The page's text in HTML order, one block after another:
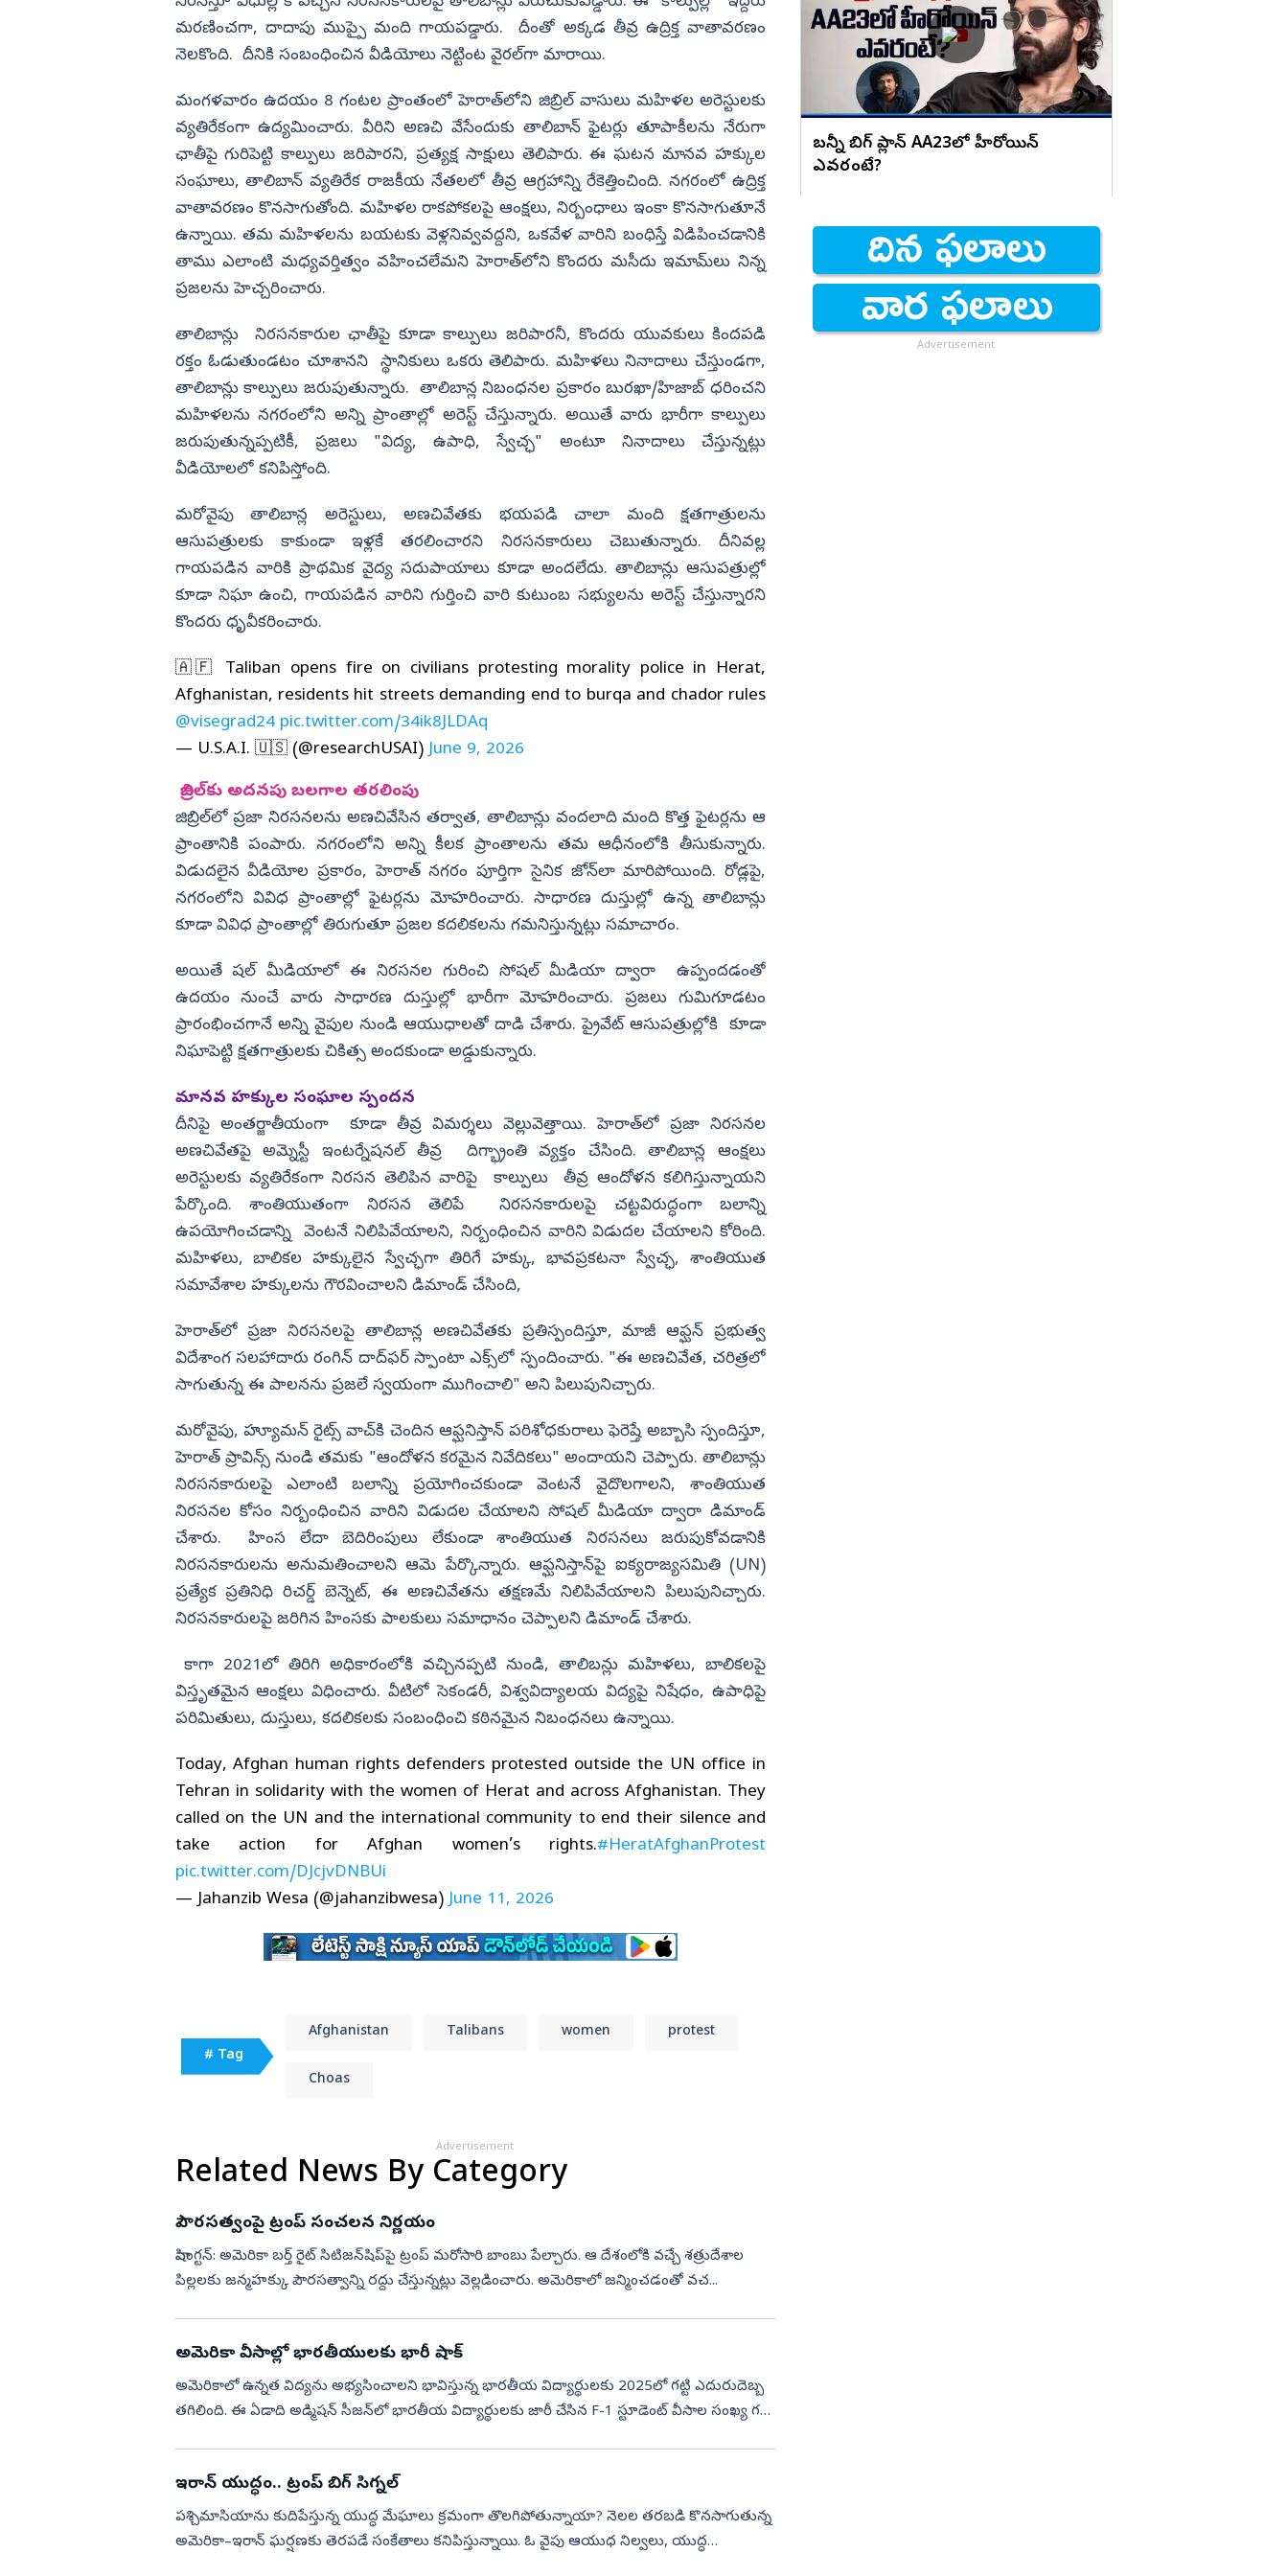
విజయనగరం
పార్వతీపురం మన్యం
పశ్చిమ గోదావరి
ఏలూరు
వైఎస్సార్
అన్నమయ్య
నిజామాబాద్
కామారెడ్డి
రంగారెడ్డి
వికారాబాద్
వరంగల్
హన్మకొండ
జనగాం
జయశంకర్
మరణించగా, దాదాపు ముప్పై మంది గాయపడ్డారు. దీంతో అక్కడ తీవ్ర ఉద్రిక్త వాతావరణం
నెలకొంది. దీనికి సంబంధించిన వీడియోలు నెట్టింట వైరల్‌గా మారాయి.
మంగళవారం ఉదయం 8 గంటల ప్రాంతంలో హెరాత్‌లోని జిబ్రిల్ వాసులు మహిళల అరెస్టులకు
వ్యతిరేకంగా ఉద్యమించారు. వీరిని అణచి వేసేందుకు తాలిబాన్ ఫైటర్లు తూపాకీలను నేరుగా
ఛాతీపై గురిపెట్టి కాల్పులు జరిపారని, ప్రత్యక్ష సాక్షులు తెలిపారు. ఈ ఘటన మానవ హక్కుల
సంఘాలు, తాలిబాన్ వ్యతిరేక రాజకీయ నేతలలో తీవ్ర ఆగ్రహాన్ని రేకెత్తించింది. నగరంలో ఉద్రిక్త
వాతావరణం కొనసాగుతోంది. మహిళల రాకపోకలపై ఆంక్షలు, నిర్బంధాలు ఇంకా కొనసాగుతూనే
ఉన్నాయి. తమ మహిళలను బయటకు వెళ్లనివ్వవద్దని, ఒకవేళ వారిని బంధిస్తే విడిపించడానికి
తాము ఎలాంటి మధ్యవర్తిత్వం వహించలేమని హెరాత్‌లోని కొందరు మసీదు ఇమామ్‌లు నిన్న
ప్రజలను హెచ్చరించారు.
తాలిబాన్లు నిరసనకారుల ఛాతీపై కూడా కాల్పులు జరిపారనీ, కొందరు యువకులు కిందపడి
రక్తం ఓడుతుండటం చూశానని స్థానికులు ఒకరు తెలిపారు. మహిళలు నినాదాలు చేస్తుండగా,
తాలిబాన్లు కాల్పులు జరుపుతున్నారు. తాలిబాన్ల నిబంధనల ప్రకారం బురఖా/హిజాబ్ ధరించని
మహిళలను నగరంలోని అన్ని ప్రాంతాల్లో అరెస్ట్ చేస్తున్నారు. అయితే వారు భారీగా కాల్పులు
జరుపుతున్నప్పటికీ, ప్రజలు "విద్య, ఉపాధి, స్వేచ్ఛ" అంటూ నినాదాలు చేస్తున్నట్లు
వీడియోలలో కనిపిస్తోంది.
మరోవైపు తాలిబాన్ల అరెస్టులు, అణచివేతకు భయపడి చాలా మంది క్షతగాత్రులను
ఆసుపత్రులకు కాకుండా ఇళ్లకే తరలించారని నిరసనకారులు చెబుతున్నారు. దీనివల్ల
గాయపడిన వారికి ప్రాథమిక వైద్య సదుపాయాలు కూడా అందలేదు. తాలిబాన్లు ఆసుపత్రుల్లో
కూడా నిఘా ఉంచి, గాయపడిన వారిని గుర్తించి వారి కుటుంబ సభ్యులను అరెస్ట్ చేస్తున్నారని
కొందరు ధృవీకరించారు.
🇦🇫 Taliban opens fire on civilians protesting morality police in Herat,
Afghanistan, residents hit streets demanding end to burqa and chador rules
@visegrad24 pic.twitter.com/34ik8JLDAq
— U.S.A.I. 🇺🇸 (@researchUSAI)June 9, 2026
జిబ్రిల్‌కు అదనపు బలగాల తరలింపు
జిబ్రిల్‌లో ప్రజా నిరసనలను అణచివేసిన తర్వాత, తాలిబాన్లు వందలాది మంది కొత్త ఫైటర్లను ఆ
ప్రాంతానికి పంపారు. నగరంలోని అన్ని కీలక ప్రాంతాలను తమ ఆధీనంలోకి తీసుకున్నారు.
విడుదలైన వీడియోల ప్రకారం, హెరాత్ నగరం పూర్తిగా సైనిక జోన్‌లా మారిపోయింది. రోడ్లపై,
నగరంలోని వివిధ ప్రాంతాల్లో ఫైటర్లను మోహరించారు. సాధారణ దుస్తుల్లో ఉన్న తాలిబాన్లు
కూడా వివిధ ప్రాంతాల్లో తిరుగుతూ ప్రజల కదలికలను గమనిస్తున్నట్లు సమాచారం.
అయితే షల్ మీడియాలో ఈ నిరసనల గురించి సోషల్‌ మీడియా ద్వారా ఉప్పందడంతో
ఉదయం నుంచే వారు సాధారణ దుస్తుల్లో భారీగా మోహరించారు. ప్రజలు గుమిగూడటం
ప్రారంభించగానే అన్ని వైపుల నుండి ఆయుధాలతో దాడి చేశారు. ప్రైవేట్ ఆసుపత్రుల్లోకి కూడా
నిఘాపెట్టి క్షతగాత్రులకు చికిత్స అందకుండా అడ్డుకున్నారు.
మానవ హక్కుల సంఘాల స్పందన
దీనిపై అంతర్జాతీయంగా కూడా తీవ్ర విమర్శలు వెల్లువెత్తాయి. హెరాత్‌లో ప్రజా నిరసనల
అణచివేతపై అమ్నెస్టీ ఇంటర్నేషనల్ తీవ్ర దిగ్భ్రాంతి వ్యక్తం చేసింది. తాలిబాన్ల ఆంక్షలు
అరెస్టులకు వ్యతిరేకంగా నిరసన తెలిపిన వారిపై కాల్పులు తీవ్ర ఆందోళన కలిగిస్తున్నాయని
పేర్కొంది. శాంతియుతంగా నిరసన తెలిపే నిరసనకారులపై చట్టవిరుద్ధంగా బలాన్ని
ఉపయోగించడాన్ని వెంటనే నిలిపివేయాలని, నిర్బంధించిన వారిని విడుదల చేయాలని కోరింది.
మహిళలు, బాలికల హక్కులైన స్వేచ్ఛగా తిరిగే హక్కు, భావప్రకటనా స్వేచ్ఛ, శాంతియుత
సమావేశాల హక్కులను గౌరవించాలని డిమాండ్ చేసింది,
హెరాత్‌లో ప్రజా నిరసనలపై తాలిబాన్ల అణచివేతకు ప్రతిస్పందిస్తూ, మాజీ ఆఫ్ఘన్ ప్రభుత్వ
విదేశాంగ సలహాదారు రంగిన్ దాద్‌ఫర్ స్పాంటా ఎక్స్‌లో స్పందించారు. "ఈ అణచివేత, చరిత్రలో
సాగుతున్న ఈ పాలనను ప్రజలే స్వయంగా ముగించాలి" అని పిలుపునిచ్చారు.
మరోవైపు, హ్యూమన్ రైట్స్ వాచ్‌కి చెందిన ఆఫ్ఘనిస్తాన్ పరిశోధకురాలు ఫెరెష్తే అబ్బాసి స్పందిస్తూ,
హెరాత్ ప్రావిన్స్ నుండి తమకు "ఆందోళన కరమైన నివేదికలు" అందాయని చెప్పారు. తాలిబాన్లు
నిరసనకారులపై ఎలాంటి బలాన్ని ప్రయోగించకుండా వెంటనే వైదొలగాలని, శాంతియుత
నిరసనల కోసం నిర్బంధించిన వారిని విడుదల చేయాలని సోషల్‌ మీడియా ద్వారా డిమాండ్‌
చేశారు. హింస లేదా బెదిరింపులు లేకుండా శాంతియుత నిరసనలు జరుపుకోవడానికి
నిరసనకారులను అనుమతించాలని ఆమె పేర్కొన్నారు. ఆఫ్ఘనిస్తాన్‌పై ఐక్యరాజ్యసమితి (UN)
ప్రత్యేక ప్రతినిధి రిచర్డ్ బెన్నెట్, ఈ అణచివేతను తక్షణమే నిలిపివేయాలని పిలుపునిచ్చారు.
నిరసనకారులపై జరిగిన హింసకు పాలకులు సమాధానం చెప్పాలని డిమాండ్ చేశారు.
కాగా 2021లో తిరిగి అధికారంలోకి వచ్చినప్పటి నుండి, తాలిబన్లు మహిళలు, బాలికలపై
విస్తృతమైన ఆంక్షలు విధించారు. వీటిలో సెకండరీ, విశ్వవిద్యాలయ విద్యపై నిషేధం, ఉపాధిపై
పరిమితులు, దుస్తులు, కదలికలకు సంబంధించి కఠినమైన నిబంధనలు ఉన్నాయి.
Today, Afghan human rights defenders protested outside the UN office in
Tehran in solidarity with the women of Herat and across Afghanistan. They
called on the UN and the international community to end their silence and
take action for Afghan women’s rights.#HeratAfghanProtest
pic.twitter.com/DJcjvDNBUi
— Jahanzib Wesa (@jahanzibwesa)June 11, 2026
# Tag
Afghanistan Talibans women protest
Choas
Advertisement
Related News By Category
పౌరసత్వంపై ట్రంప్ సంచలన నిర్ణయం
వాషింగ్టన్‌: అమెరికా బర్త్‌ రైట్‌ సిటిజన్‌షిప్‌పై ట్రంప్‌ మరోసారి బాంబు పేల్చారు. ఆ దేశంలోకి వచ్చే శత్రుదేశాల
పిల్లలకు జన్మహక్కు పౌరసత్వాన్ని రద్దు చేస్తున్నట్లు వెల్లడించారు. అమెరికాలో జన్మించడంతో వచ...
అమెరికా వీసాల్లో భారతీయులకు భారీ షాక్
అమెరికాలో ఉన్నత విద్యను అభ్యసించాలని భావిస్తున్న భారతీయ విద్యార్థులకు 2025లో గట్టి ఎదురుదెబ్బ
తగిలింది. ఈ ఏడాది అడ్మిషన్ సీజన్‌లో భారతీయ విద్యార్థులకు జారీ చేసిన F-1 స్టూడెంట్ వీసాల సంఖ్య గత
ఇరాన్‌ యుద్ధం.. ట్రంప్‌ బిగ్‌ సిగ్నల్‌
పశ్చిమాసియాను కుదిపేస్తున్న యుద్ధ మేఘాలు క్రమంగా తొలగిపోతున్నాయా? నెలల తరబడి కొనసాగుతున్న
అమెరికా–ఇరాన్‌ ఘర్షణకు తెరపడే సంకేతాలు కనిపిస్తున్నాయి. ఓ వైపు ఆయుధ నిల్వలు, యుద్ధ
బన్నీ బిగ్ ప్లాన్ AA23లో హీరోయిన్
ఎవరంటే?
Advertisement